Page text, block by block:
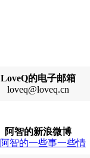
LoveQ的电子邮箱
loveq@loveq.cn
阿智的新浪微博
智的一些事一些情